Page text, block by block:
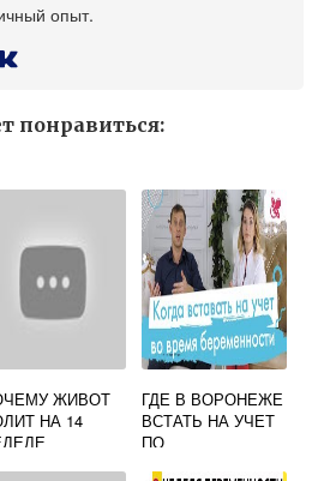
опыт.
понравиться:
ЖИВОТ
НА 14
ГДЕ В ВОРОНЕЖЕ
ВСТАТЬ НА УЧЕТ
ПО